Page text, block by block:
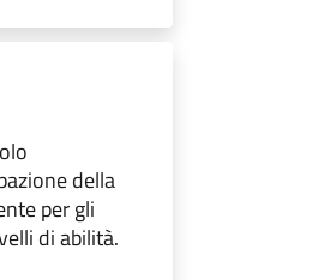
della
per gli
di abilità.